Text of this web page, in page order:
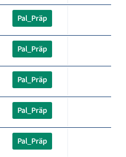
Pal_Präp
Pal_Präp
Pal_Präp
Pal_Präp
Pal_Präp